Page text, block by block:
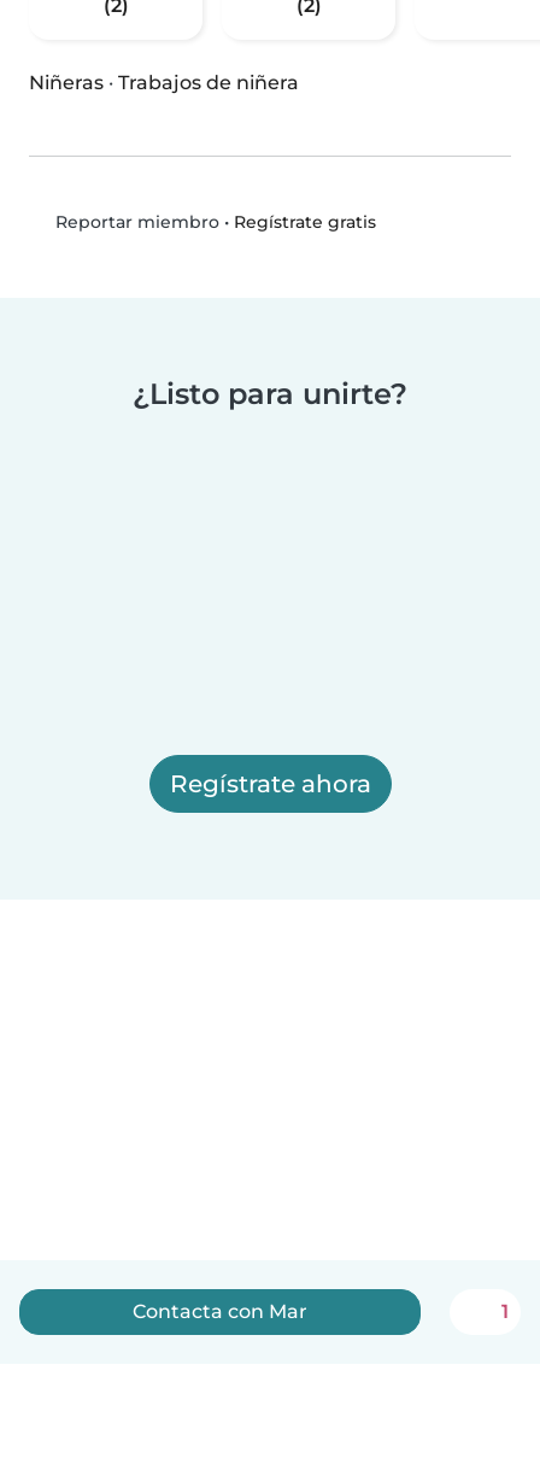
(2) (2)
Niñeras · Trabajos de niñera
Reportar miembro• Regístrate gratis
¿Listo para unirte?
Regístrate ahora
Contacta con Mar 1